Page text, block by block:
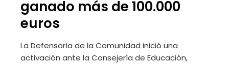
ganado más de 100.000
euros
La Defensoría de la Comunidad inició una
activación ante la Consejería de Educación,